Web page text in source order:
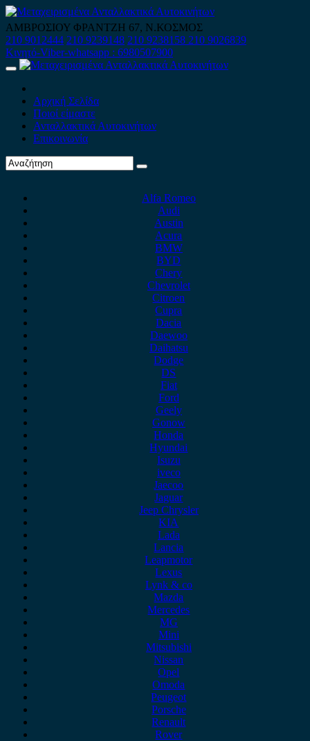
Skip
to
content
ΑΜΒΡΟΣΙΟΥ ΦΡΑΝΤΖΗ 67, Ν.ΚΟΣΜΟΣ
210 9012444 210 9239148 210 9238158 210 9026839
Κινητό-Viber-whatsapp : 6980507900
Primary
Αρχική Σελίδα
Ποιοί είμαστε
Ανταλλακτικά Αυτοκινήτων
Επικοινωνία
Alfa Romeo
Audi
Austin
Acura
BMW
BYD
Chery
Chevrolet
Citroen
Cupra
Dacia
Daewoo
Daihatsu
Dodge
DS
Fiat
Ford
Geely
Gonow
Honda
Hyundai
Isuzu
iveco
Jaecoo
Jaguar
Jeep Chrysler
KIA
Lada
Lancia
Leapmotor
Lexus
Lynk & co
Mazda
Mercedes
MG
Mini
Mitsubishi
Nissan
Opel
Omoda
Peugeot
Porsche
Renault
Rover